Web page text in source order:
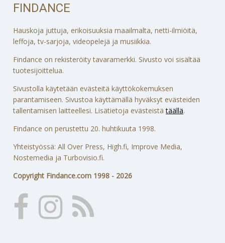
FINDANCE
Hauskoja juttuja, erikoisuuksia maailmalta, netti-ilmiöitä,
leffoja, tv-sarjoja, videopelejä ja musiikkia.
Findance on rekisteröity tavaramerkki. Sivusto voi sisältää
tuotesijoittelua.
Sivustolla käytetään evästeitä käyttökokemuksen
parantamiseen. Sivustoa käyttämällä hyväksyt evästeiden
tallentamisen laitteellesi. Lisätietoja evästeistätäällä.
Findance on perustettu 20. huhtikuuta 1998.
Yhteistyössä: All Over Press, High.fi, Improve Media,
Nostemedia ja Turbovisio.fi.
Copyright Findance.com 1998 - 2026